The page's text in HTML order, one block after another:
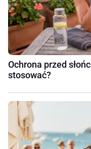
Ochrona przed
stosować?